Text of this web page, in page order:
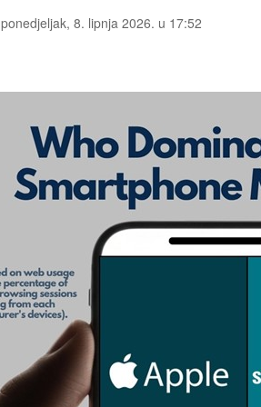
ponedjeljak, 8. lipnja 2026. u 17:52